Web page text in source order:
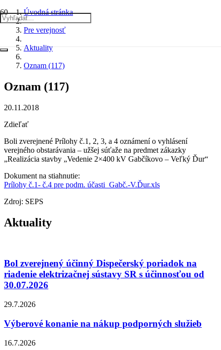
Úvodná stránka
Pre verejnosť
Aktuality
Oznam (117)
Oznam (117)
20.11.2018
Zdieľať
Boli zverejnené Prílohy č.1, 2, 3, a 4 oznámení o vyhlásení
verejného obstarávania – užšej súťaže na predmet zákazky
„Realizácia stavby „Vedenie 2×400 kV Gabčíkovo – Veľký Ďur“
Dokument na stiahnutie:
Prílohy č.1- č.4 pre podm. účasti_Gabč.-V.Ďur.xls
Zdroj: SEPS
Aktuality
Bol zverejnený účinný Dispečerský poriadok na
riadenie elektrizačnej sústavy SR s účinnosťou od
30.07.2026
29.7.2026
Výberové konanie na nákup podporných služieb
16.7.2026